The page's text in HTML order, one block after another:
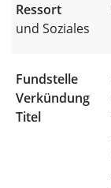
und Soziales